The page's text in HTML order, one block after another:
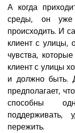
А когда
среды, он уже
происходить. И
клиент с улицы,
чувства,
клиент с улицы
и должно быть.
предполагает,
способны
поддерживать,
пережить.